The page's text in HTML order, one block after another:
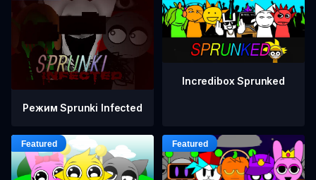
Режим Sprunki Infected
Incredibox Sprunked